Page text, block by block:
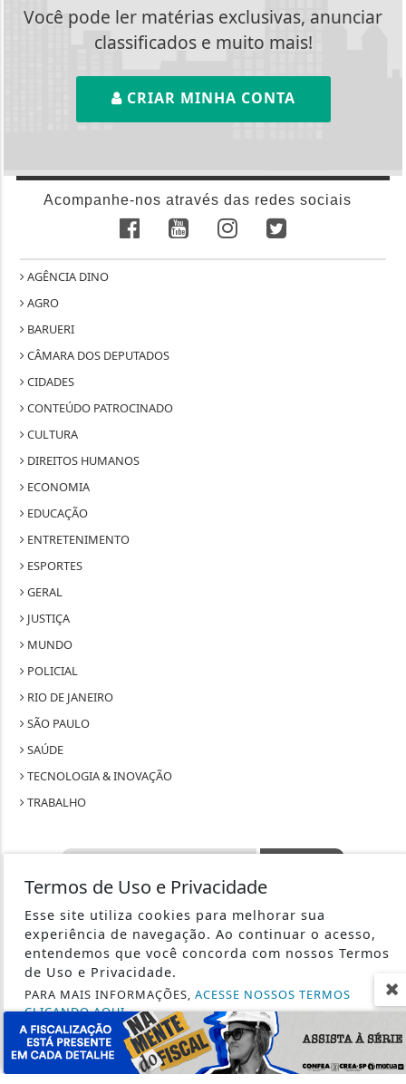
Você pode ler matérias exclusivas, anunciar
classificados e muito mais!
CRIAR MINHA CONTA
Acompanhe-nos através das redes sociais
AGÊNCIA DINO
AGRO
BARUERI
CÂMARA DOS DEPUTADOS
CIDADES
CONTEÚDO PATROCINADO
CULTURA
DIREITOS HUMANOS
ECONOMIA
EDUCAÇÃO
ENTRETENIMENTO
ESPORTES
GERAL
JUSTIÇA
MUNDO
POLICIAL
RIO DE JANEIRO
SÃO PAULO
SAÚDE
TECNOLOGIA & INOVAÇÃO
TRABALHO
SEU SITE - TODOS OS DIREITOS RESERVADOS.
TERMOS DE USO E PRIVACIDADE
EXPEDIENTE
SOBRE
Termos de Uso e Privacidade
Esse site utiliza cookies para melhorar sua
experiência de navegação. Ao continuar o acesso,
entendemos que você concorda com nossos Termos
de Uso e Privacidade.
PARA MAIS INFORMAÇÕES, ACESSE NOSSOS TERMOS
CLICANDO AQUI
PROSSEGUIR